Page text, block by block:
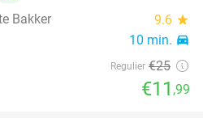
Bakker
9.6 star
10 min. directions_car
Regulier €25
€11 ,99